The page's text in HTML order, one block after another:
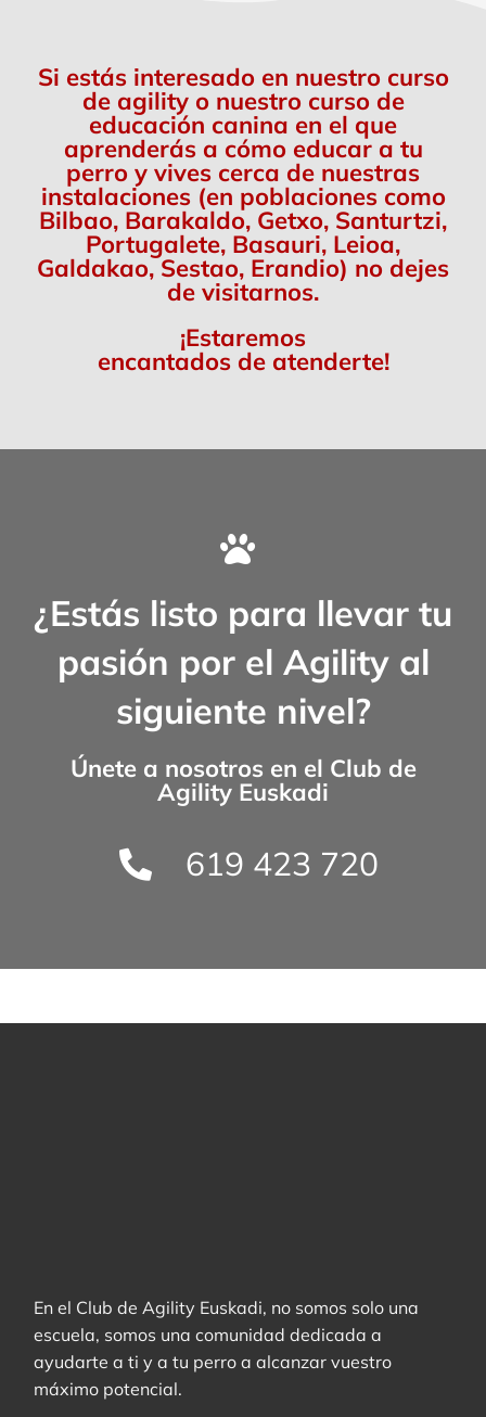
Si estás interesado en nuestro curso
de agility o nuestro curso de
educación canina en el que
aprenderás a cómo educar a tu
perro y vives cerca de nuestras
instalaciones (en poblaciones como
Bilbao, Barakaldo, Getxo, Santurtzi,
Portugalete, Basauri, Leioa,
Galdakao, Sestao, Erandio) no dejes
de visitarnos.
¡Estaremos
encantados de atenderte!
¿Estás listo para llevar tu
pasión por el Agility al
siguiente nivel?
Únete a nosotros en el Club de
Agility Euskadi
619 423 720
En el Club de Agility Euskadi, no somos solo una
escuela, somos una comunidad dedicada a
ayudarte a ti y a tu perro a alcanzar vuestro
máximo potencial.